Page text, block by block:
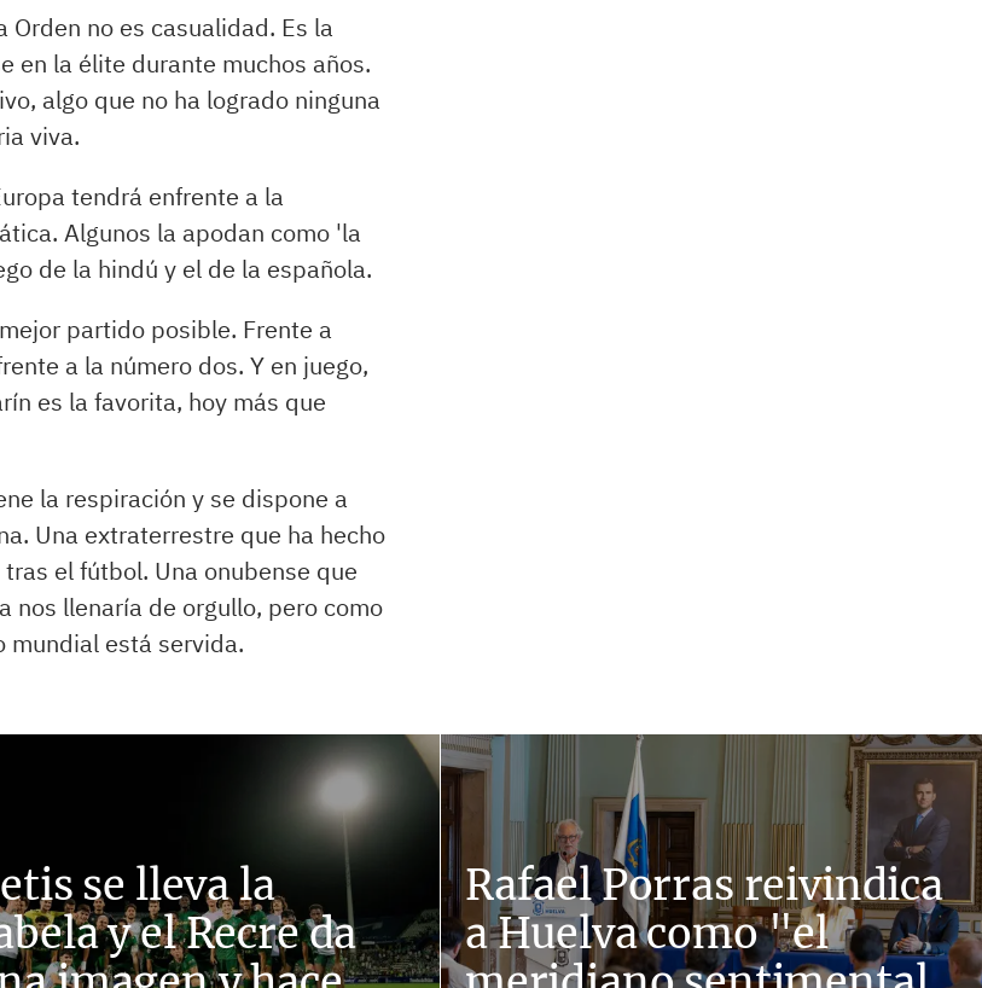
Orden no es casualidad. Es la
en la élite durante muchos años.
algo que no ha logrado ninguna
viva.
tendrá enfrente a la
Algunos la apodan como 'la
de la hindú y el de la española.
partido posible. Frente a
a la número dos. Y en juego,
es la favorita, hoy más que
la respiración y se dispone a
Una extraterrestre que ha hecho
el fútbol. Una onubense que
nos llenaría de orgullo, pero como
mundial está servida.
se lleva la
y el Recre da
Rafael Porras reivindica
a Huelva como "el